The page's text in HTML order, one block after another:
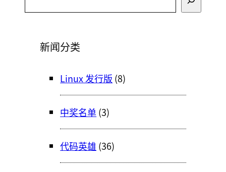
索
新闻分类
Linux 发行版 (8)
中奖名单 (3)
代码英雄 (36)